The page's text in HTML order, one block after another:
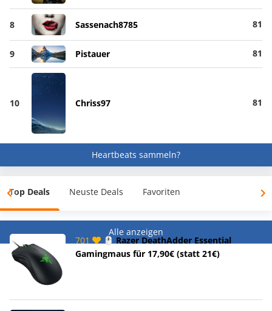
8 Sassenach8785 81
9 Pistauer 81
10 Chriss97 81
Heartbeats sammeln?
Top Deals Neuste Deals Favoriten
Alle anzeigen
701
🖱️ Razer DeathAdder Essential
Gamingmaus für 17,90€ (statt 21€)